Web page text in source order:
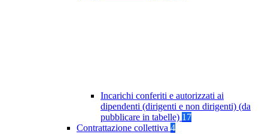
Incarichi conferiti e autorizzati ai
dipendenti (dirigenti e non dirigenti) (da
pubblicare in tabelle) 17
Contrattazione collettiva 4